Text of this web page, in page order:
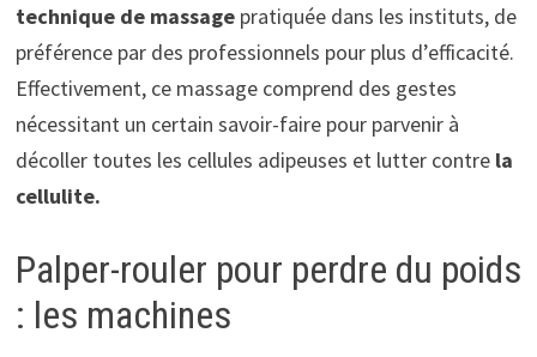
technique de massagepratiquée dans les instituts, de
préférence par des professionnels pour plus d’efficacité.
Effectivement, ce massage comprend des gestes
nécessitant un certain savoir-faire pour parvenir à
décoller toutes les cellules adipeuses et lutter contrela
cellulite.
Palper-rouler pour perdre du poids
: les machines